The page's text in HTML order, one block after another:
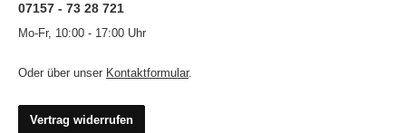
07157 - 73 28 721
Mo-Fr, 10:00 - 17:00 Uhr
Oder über unser Kontaktformular.
Vertrag widerrufen